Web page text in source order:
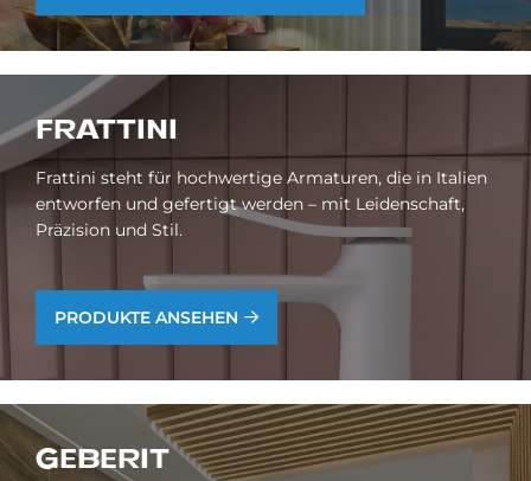
FRAT­TINI
Frattini steht für hochwertige Armaturen, die in Italien
entworfen und gefertigt werden – mit Leidenschaft,
Präzision und Stil.
PRODUKTE ANSEHEN
GE­BE­RIT